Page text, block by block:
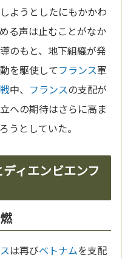
ようとしたにもかかわ
る声は止むことがなか
のもと、地下組織が発
を駆使してフランス軍
中、 フランスの支配が
への期待はさらに高ま
うとしていた。
ィエンビエンフ
は再びベトナムを支配